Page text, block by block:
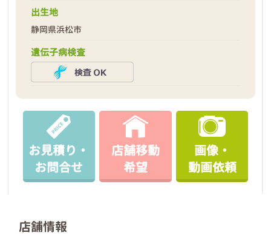
出生地
静岡県浜松市
遺伝子病検査
お見積り・
お問合せ
店舗移動
希望
画像・
動画依頼
店舗情報